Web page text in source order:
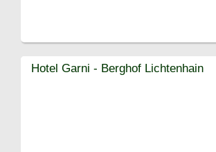
Hotel Garni - Berghof Lichtenhain